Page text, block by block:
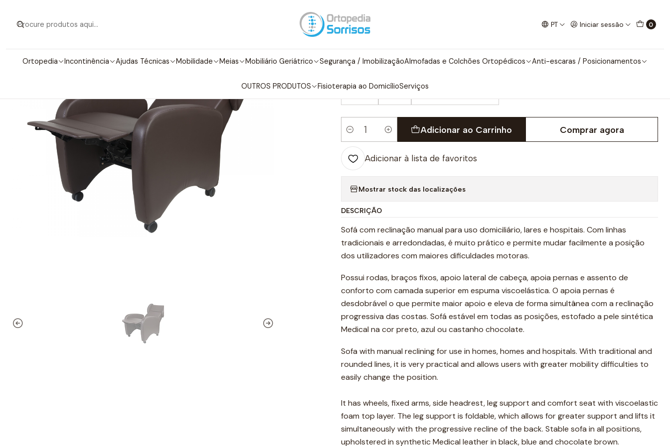
PT Iniciar sessão 0
Ortopedia Incontinência Ajudas Técnicas Mobilidade Meias Mobiliário Geriátrico Segurança / ImobilizaçãoAlmofadas e Colchões Ortopédicos Anti-escaras / Posicionamentos
OUTROS PRODUTOS Fisioterapia ao DomicílioServiços
Poltronas / Cadeirões
Cadeirão Exótico Manual
COR/COLOR
Quantidade
Adicionar ao Carrinho Comprar agora
Adicionar à lista de favoritos
Mostrar stock das localizações
DESCRIÇÃO
Sofá com reclinação manual para uso domiciliário, lares e hospitais. Com linhas
tradicionais e arredondadas, é muito prático e permite mudar facilmente a posição
dos utilizadores com maiores dificuldades motoras.
Possui rodas, braços fixos, apoio lateral de cabeça, apoia pernas e assento de
conforto com camada superior em espuma viscoelástica. O apoia pernas é
desdobrável o que permite maior apoio e eleva de forma simultânea com a reclinação
progressiva das costas. Sofá estável em todas as posições, estofado a pele sintética
Medical na cor preto, azul ou castanho chocolate.
Sofa with manual reclining for use in homes, homes and hospitals. With traditional and
rounded lines, it is very practical and allows users with greater mobility difficulties to
easily change the position.
It has wheels, fixed arms, side headrest, leg support and comfort seat with viscoelastic
foam top layer. The leg support is foldable, which allows for greater support and lifts it
simultaneously with the progressive recline of the back. Stable sofa in all positions,
upholstered in synthetic Medical leather in black, blue and chocolate brown.